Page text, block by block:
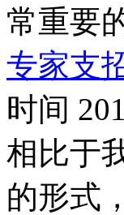
常重要
专家支
时间
相比于
的形式